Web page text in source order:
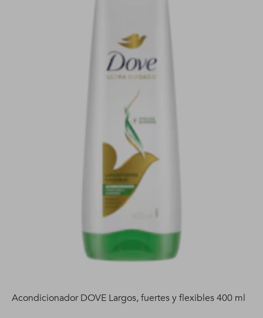
Acondicionador DOVE Largos, fuertes y flexibles 400 ml